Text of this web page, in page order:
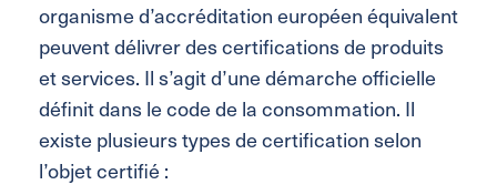
organisme d’accréditation européen équivalent
peuvent délivrer des certifications de produits
et services. Il s’agit d’une démarche officielle
définit dans le code de la consommation. Il
existe plusieurs types de certification selon
l’objet certifié :